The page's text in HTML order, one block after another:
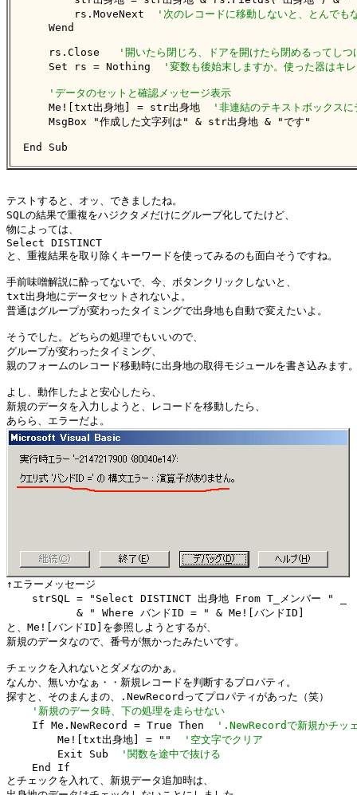
        rs.MoveNext
'次のレコードに移動しないと、とんでも
    Wend
    rs.Close
'開いたら閉じろ、ドアを開けたら閉めるってし
    Set rs = Nothing
'変数も後始末しますか。使った器はキ
'データのセットと確認メッセージ表示
    Me![txt出身地] = str出身地
'非連結のテキストボックスに
    MsgBox "作成した文字列は" & str出身地 & "です"
End Sub
テストすると、オッ、できましたね。
SQLの結果で重複をハジクタメだけにグループ化してたけど、
物によっては、
Select DISTINCT
と、重複結果を取り除くキーワードを使ってみるのも面白そうですね。
手前味噌解説に酔ってないで、今、ボタンクリックしないと、
txt出身地にデータセットされないよ。
普通はグループが変わったタイミングで出身地も自動で変えたいよ。
そうでした。どちらの処理でもいいので、
グループが変わったタイミング、
親のフォームのレコード移動時に出身地の取得モジュールを書き込みます
よし、動作したよと安心したら、
新規のデータを入力しようと、レコードを移動したら、
    strSQL = "Select DISTINCT 出身地 From T_メンバー " _
           & " Where バンドID = " & Me![バンドID]
と、Me![バンドID]を参照しようとするが、
新規のデータなので、番号が無かったみたいです。
チェックを入れないとダメなのかぁ。
なんか、無いかなぁ・・新規レコードを判断するプロパティ。
探すと、そのまんまの、.NewRecordってプロパティがあった（笑）
'新規のデータ時、下の処理を走らせない
    If Me.NewRecord = True Then
'.NewRecordで新規かチッ
        Me![txt出身地] = ""
'空文字でクリア
        Exit Sub
'関数を途中で抜ける
    End If
とチェックを入れて、新規データ追加時は、